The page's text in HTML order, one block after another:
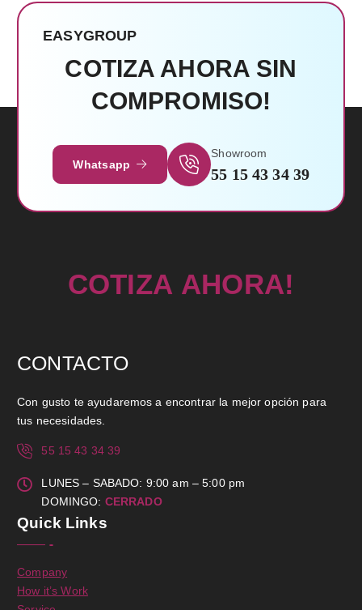
EASYGROUP
COTIZA AHORA SIN
COMPROMISO!
Whatsapp
Showroom
55 15 43 34 39
COTIZA AHORA!
CONTACTO
Con gusto te ayudaremos a encontrar la mejor opción para
tus necesidades.
55 15 43 34 39
LUNES – SABADO: 9:00 am – 5:00 pm
DOMINGO: CERRADO
Quick Links
Company
How it’s Work